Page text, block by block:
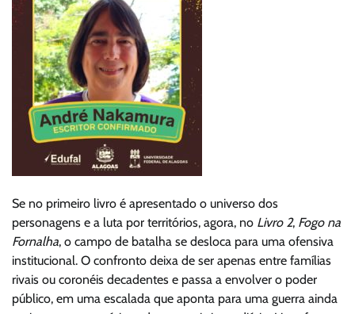
Se no primeiro livro é apresentado o universo dos
personagens e a luta por territórios, agora, no Livro 2, Fogo na
Fornalha, o campo de batalha se desloca para uma ofensiva
institucional. O confronto deixa de ser apenas entre famílias
rivais ou coronéis decadentes e passa a envolver o poder
público, em uma escalada que aponta para uma guerra ainda